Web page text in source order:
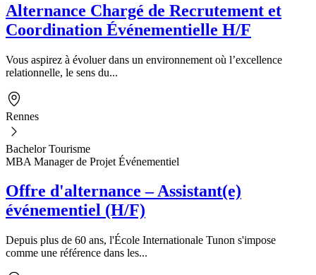
Alternance Chargé de Recrutement et
Coordination Événementielle H/F
Vous aspirez à évoluer dans un environnement où l’excellence
relationnelle, le sens du...
Rennes
Bachelor Tourisme
MBA Manager de Projet Événementiel
Offre d'alternance – Assistant(e)
événementiel (H/F)
Depuis plus de 60 ans, l'École Internationale Tunon s'impose
comme une référence dans les...